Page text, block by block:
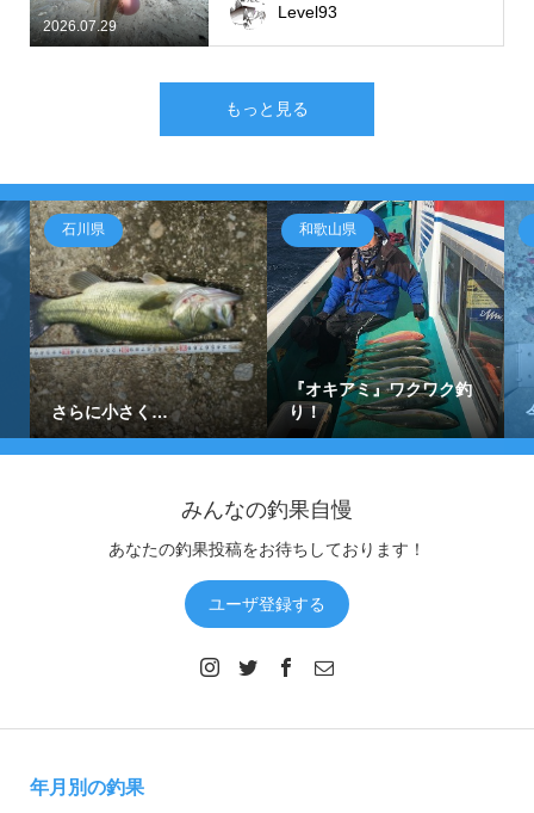
2026.07.29
Level93
もっと見る
石川県
さらに小さく…
和歌山県
『オキアミ』ワクワク釣
り！
みんなの釣果自慢
あなたの釣果投稿をお待ちしております！
ユーザ登録する
年月別の釣果